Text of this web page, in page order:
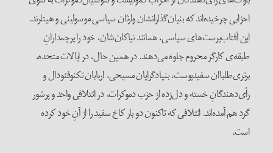
احزابی چرخیده‌اند که بنیان‌گذارانشان وارثان سیاسی موسولینی و هیتلرند.
این آفتاب‌پرست‌های سیاسی، همانند نیاکان‌شان، خود را پرچمدارانِ
طبقه‌ی کارگر محروم جلوه می‌دهند. در همین حال، در ایالات متحده،
برتری‌طلباان سفیدپوست، بنیادگرایان مسیحی، اربابان تکنوفئودال و
رأی‌دهندگانِ خسته و دل‌زده از حزب دموکرات، در ائتلافی واحد و پرشور
گرد هم آمده‌اند. ائتلافی که تاکنون دو بار کاخ سفید را از آنِ خود کرده
است.